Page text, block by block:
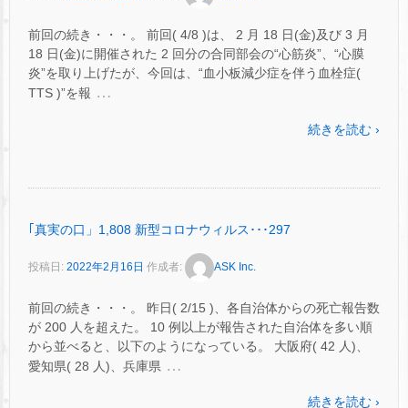
前回の続き・・・。 前回( 4/8 )は、 2 月 18 日(金)及び 3 月
18 日(金)に開催された 2 回分の合同部会の“心筋炎”、“心膜
炎”を取り上げたが、今回は、“血小板減少症を伴う血栓症(
TTS )”を報 …
続きを読む ›
｢真実の口」1,808 新型コロナウィルス･･･297
投稿日: 2022年2月16日 作成者: ASK Inc.
前回の続き・・・。 昨日( 2/15 )、各自治体からの死亡報告数
が 200 人を超えた。 10 例以上が報告された自治体を多い順
から並べると、以下のようになっている。 大阪府( 42 人)、
愛知県( 28 人)、兵庫県 …
続きを読む ›